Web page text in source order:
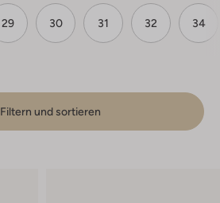
29 30 31 32 34
Filtern und sortieren